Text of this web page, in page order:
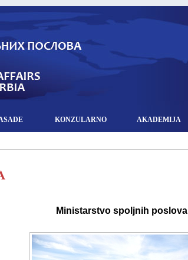
KONZULARNO AKADEMIJA
Ministarstvo spoljnih poslova